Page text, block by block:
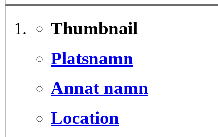
Thumbnail
Platsnamn
Annat namn
Location